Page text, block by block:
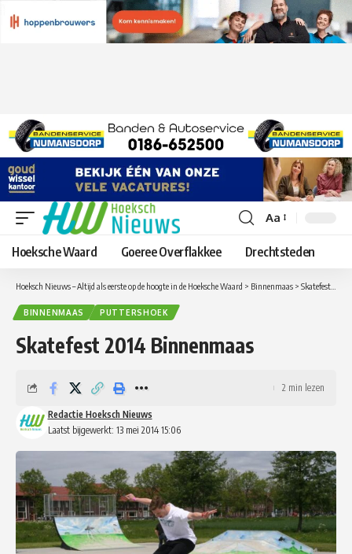
Lettergrootte
aanpassen
Aa
Hoeksche Waard Goeree Overflakkee Drechtsteden
Hoeksch Nieuws – Altijd als eerste op de hoogte in de Hoeksche Waard > Binnenmaas > Skatefest 2014 Binnenmaas
BINNENMAAS PUTTERSHOEK
Skatefest 2014 Binnenmaas
Laatst bijgewerkt: 13 mei 2014 15:06
Redactie Hoeksch Nieuws
2 min lezen